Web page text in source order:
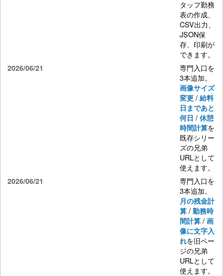
タッフ勤務
表の作成、
CSV出力、
JSON保
存、印刷が
できます。
2026/06/21
専門入口を
3本追加。
画像サイズ
変更 /給料
日まであと
何日 /休憩
時間計算を
既存シリー
ズの兄弟
URLとして
使えます。
2026/06/21
専門入口を
3本追加。
月の残金計
算 /勤務時
間計算 /画
像に文字入
れを旧ペー
ジの兄弟
URLとして
使えます。